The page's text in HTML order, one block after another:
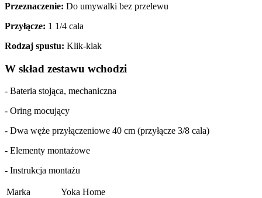
Przeznaczenie: Do umywalki bez przelewu
Przyłącze: 1 1/4 cala
Rodzaj spustu: Klik-klak
W skład zestawu wchodzi
- Bateria stojąca, mechaniczna
- Oring mocujący
- Dwa węże przyłączeniowe 40 cm (przyłącze 3/8 cala)
- Elementy montażowe
- Instrukcja montażu
Marka
Yoka Home